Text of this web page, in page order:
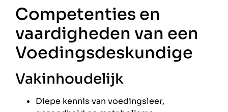
Competenties en
vaardigheden van een
Voedingsdeskundige
Vakinhoudelijk
Diepe kennis van voedingsleer,